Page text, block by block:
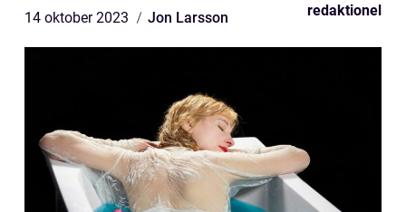
14 oktober 2023 Jon Larsson redaktionel